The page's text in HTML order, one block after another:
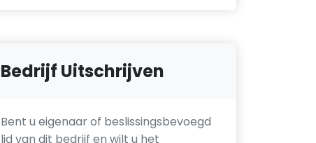
Bedrijf Uitschrijven
Bent u eigenaar of beslissingsbevoegd
lid van dit bedrijf en wilt u het